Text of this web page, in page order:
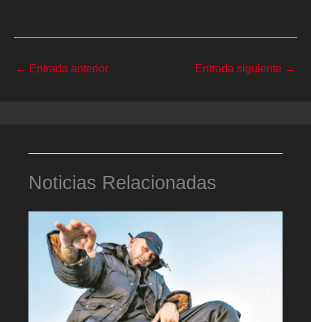
← Entrada anterior Entrada siguiente →
Noticias Relacionadas